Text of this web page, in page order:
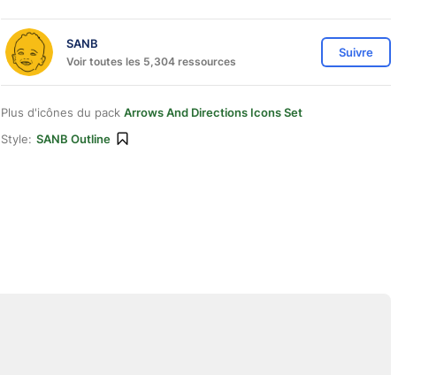
SANB
Voir toutes les 5,304 ressources
Suivre
Plus d'icônes du pack Arrows And Directions Icons Set
Style: SANB Outline